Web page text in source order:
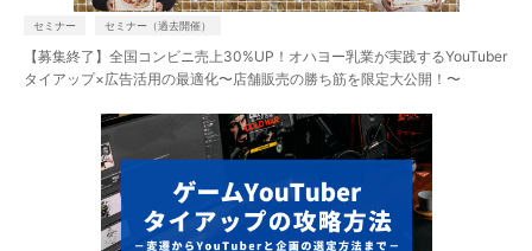
セミナー セミナー（過去開催）
【募集終了】全国コンビニ売上30%UP！オハヨー乳業が実践するYouTuber
タイアップ×広告活用の最適化〜店舗販売の勝ち筋を限定大公開！〜
動画戦略から制作・活用まで。
プロ集団がフルサポート